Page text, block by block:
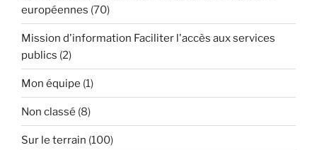
européennes (70)
Mission d'information Faciliter l'accès aux services
publics (2)
Mon équipe (1)
Non classé (8)
Sur le terrain (100)